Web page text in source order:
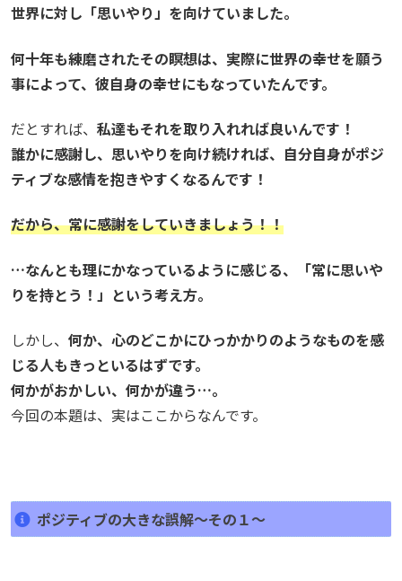
世界に対し「思いやり」を向けていました。
何十年も練磨されたその瞑想は、実際に世界の幸せを願う
事によって、彼自身の幸せにもなっていたんです。
だとすれば、 私達もそれを取り入れれば良いんです！
誰かに感謝し、思いやりを向け続ければ、自分自身がポジ
ティブな感情を抱きやすくなるんです！
だから、常に感謝をしていきましょう！！
…なんとも理にかなっているように感じる、「常に思いや
りを持とう！」という考え方。
しかし、 何か、心のどこかにひっかかりのようなものを感
じる人もきっといるはずです。
何かがおかしい、何かが違う…。
今回の本題は、実はここからなんです。
ポジティブの大きな誤解～その１～